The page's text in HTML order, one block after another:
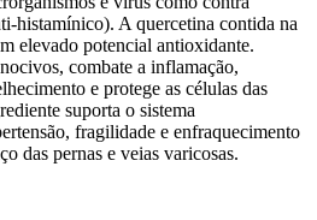
histamínico). A quercetina contida na
elevado potencial antioxidante.
combate a inflamação,
e protege as células das
suporta o sistema
fragilidade e enfraquecimento
das pernas e veias varicosas.